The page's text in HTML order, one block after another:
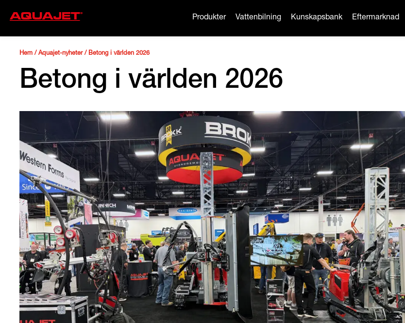
Produkter Vattenbilning Kunskapsbank Eftermarknad
Hem / Aquajet-nyheter/ Betong i världen 2026
Betong i världen 2026